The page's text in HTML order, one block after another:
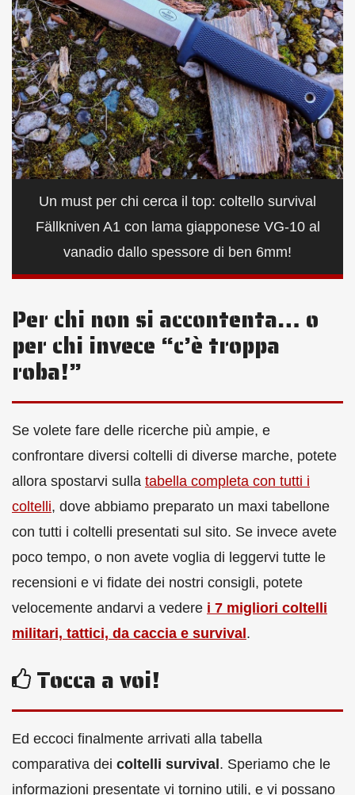
Un must per chi cerca il top: coltello survival
Fällkniven A1 con lama giapponese VG-10 al
vanadio dallo spessore di ben 6mm!
Per chi non si accontenta… o
per chi invece “c’è troppa
roba!”
Se volete fare delle ricerche più ampie, e
confrontare diversi coltelli di diverse marche, potete
allora spostarvi sulla tabella completa con tutti i
coltelli, dove abbiamo preparato un maxi tabellone
con tutti i coltelli presentati sul sito. Se invece avete
poco tempo, o non avete voglia di leggervi tutte le
recensioni e vi fidate dei nostri consigli, potete
velocemente andarvi a vedere i 7 migliori coltelli
militari, tattici, da caccia e survival.
Tocca a voi!
Ed eccoci finalmente arrivati alla tabella
comparativa dei coltelli survival. Speriamo che le
informazioni presentate vi tornino utili, e vi possano